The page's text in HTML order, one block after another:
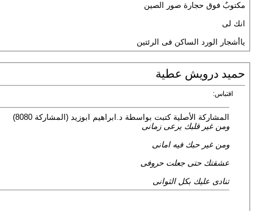
مكتوبٌ فوق حجارة صور الصين
انك لى
ياأشجار الورد الساكن فى الرئتين
حميد درويش عطية
اقتباس:
المشاركة الأصلية كتبت بواسطة د.ابراهيم ابوزيد (المشاركة 8080)
ومن غير قلبك يرعى زمانى
ومن غير حبك فيه امانى
عشقتك حتى جعلت حروفى
تنادى عليك بكل الثوانى